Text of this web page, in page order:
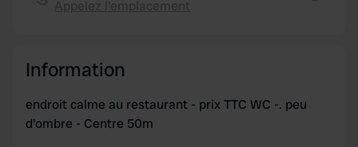
provided to them or that they’ve collected from your use
Information
endroit calme au restaurant - prix TTC WC -. peu
d'ombre - Centre 50m